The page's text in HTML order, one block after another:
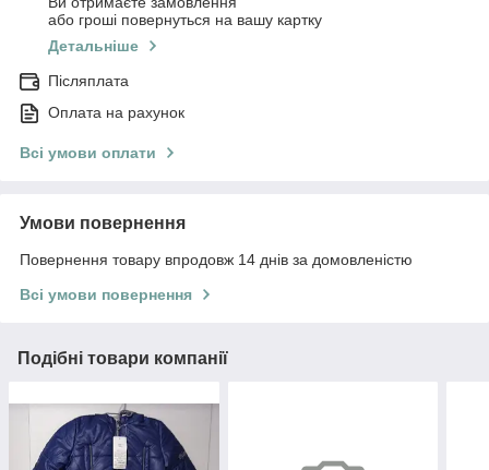
або гроші повернуться на вашу картку
Детальніше
Післяплата
Оплата на рахунок
Всі умови оплати
Умови повернення
Повернення товару впродовж 14 днів за домовленістю
Всі умови повернення
Подібні товари компанії